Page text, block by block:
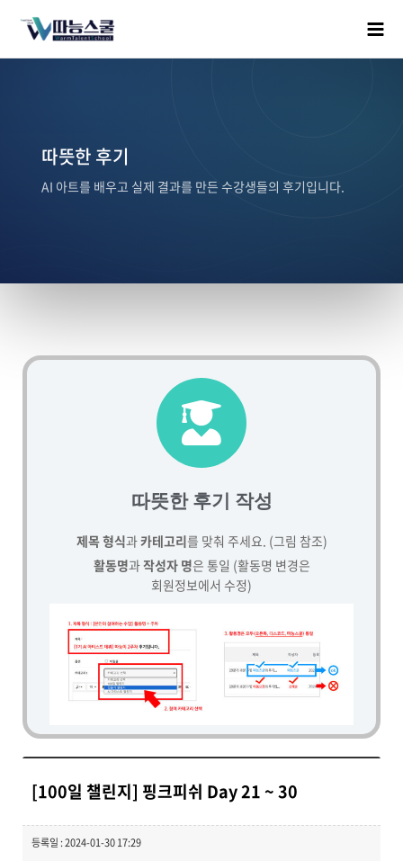
따뜻한 후기
AI 아트를 배우고 실제 결과를 만든 수강생들의 후기입니다.
따뜻한 후기 작성
제목 형식과카테고리를 맞춰 주세요. (그림 참조)
활동명과작성자 명은 통일 (활동명 변경은
회원정보에서 수정)
[100일 챌린지] 핑크피쉬 Day 21 ~ 30
등록일 : 2024-01-30 17:29